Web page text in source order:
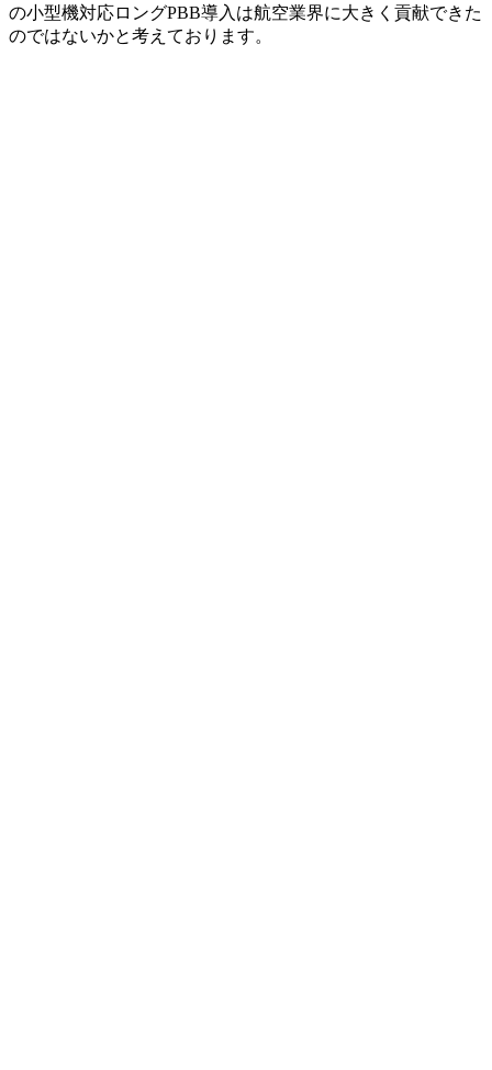
の小型機対応ロングPBB導入は航空業界に大きく貢献できた
のではないかと考えております。